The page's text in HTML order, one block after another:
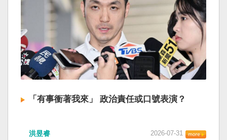
「有事衝著我來」 政治責任或口號表演？
洪昱睿 2026-07-31